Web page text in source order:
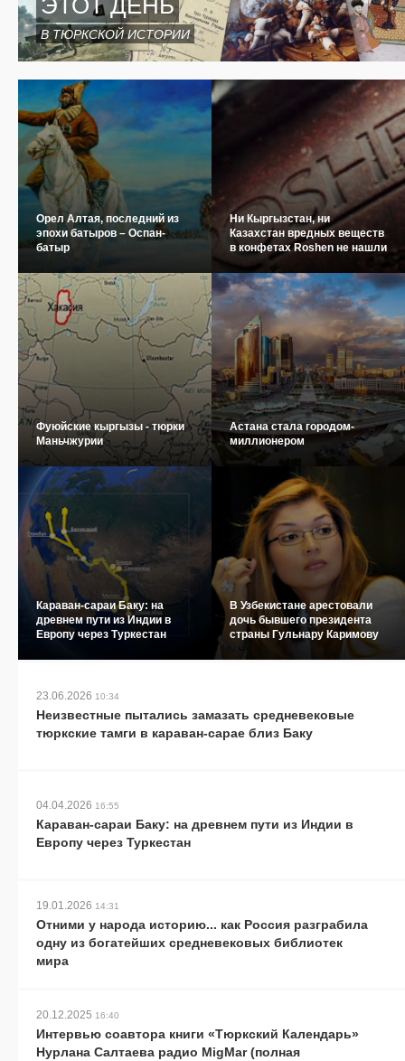
В ТЮРКСКОЙ ИСТОРИИ
Орел Алтая, последний из
эпохи батыров – Оспан-
батыр
Ни Кыргызстан, ни
Казахстан вредных веществ
в конфетах Roshen не нашли
Фуюйские кыргызы - тюрки
Маньчжурии
Астана стала городом-
миллионером
Караван-сараи Баку: на
древнем пути из Индии в
Европу через Туркестан
В Узбекистане арестовали
дочь бывшего президента
страны Гульнару Каримову
23.06.2026 10:34
Неизвестные пытались замазать средневековые
тюркские тамги в караван-сарае близ Баку
04.04.2026 16:55
Караван-сараи Баку: на древнем пути из Индии в
Европу через Туркестан
19.01.2026 14:31
Отними у народа историю... как Россия разграбила
одну из богатейших средневековых библиотек
мира
20.12.2025 16:40
Интервью соавтора книги «Тюркский Календарь»
Нурлана Салтаева радио MigMar (полная